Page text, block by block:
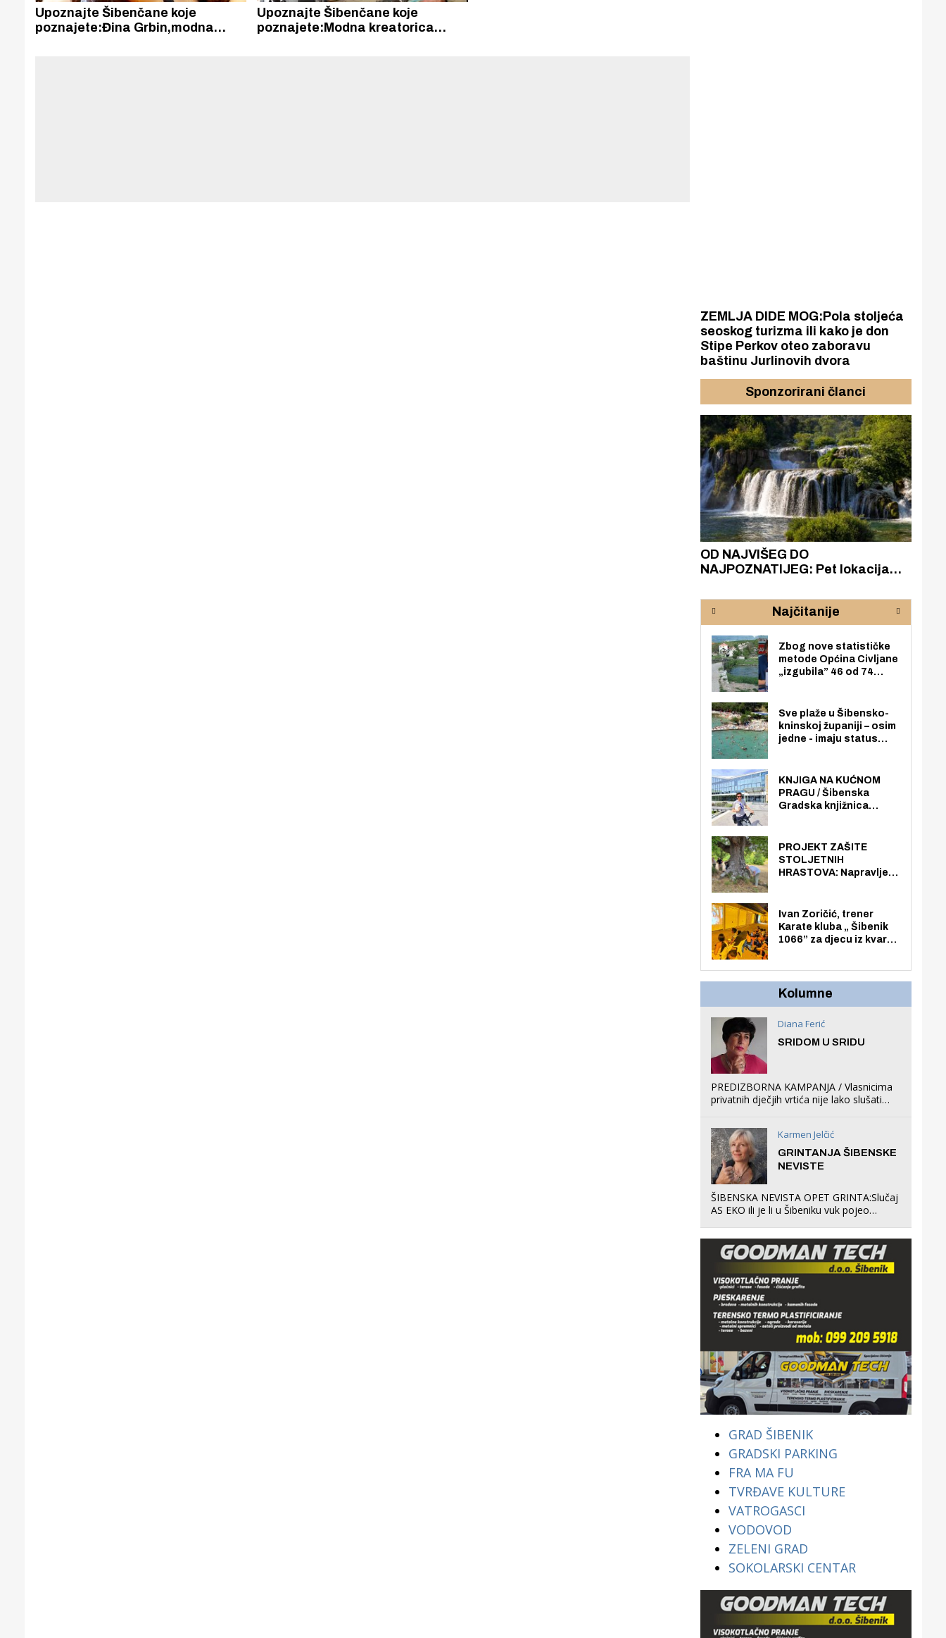
Upoznajte Šibenčane koje
poznajete:Đina Grbin,modna
Upoznajte Šibenčane koje
poznajete:Modna kreatorica
ZEMLJA DIDE MOG:Pola stoljeća
seoskog turizma ili kako je don
Stipe Perkov oteo zaboravu
baštinu Jurlinovih dvora
Sponzorirani članci
OD NAJVIŠEG DO
NAJPOZNATIJEG: Pet lokacija
rijeke Krke
Najčitanije
Zbog nove statističke
metode Općina Civljane
„izgubila” 46 od 74
nego radno sposobnih
osoba među svojih 170
stanovnika.
Sve plaže u Šibensko-
kninskoj županiji – osim
jedne - imaju status
općoj upotrebi. Pristup
je slobodan i besplatan
za sve građane i
KNJIGA NA KUĆNOM
PRAGU / Šibenska
Gradska knjižnica
knjiga na kućnu adresu
električnim biciklom.
PROJEKT ZAŠITE
STOLJETNIH
HRASTOVA: Napravljen
Zmajevac
Ivan Zoričić, trener
Karate kluba „ Šibenik
1066” za djecu iz kvarta
organizirao dječje
Kolumne
Diana Ferić
SRIDOM U SRIDU
PREDIZBORNA KAMPANJA / Vlasnicima
privatnih dječjih vrtića nije lako slušati
što oni rade u Šibeniku ne postoji
Karmen Jelčić
GRINTANJA ŠIBENSKE
NEVISTE
ŠIBENSKA NEVISTA OPET GRINTA:Slučaj
AS EKO ili je li u Šibeniku vuk pojeo
životinjama?
GRAD ŠIBENIK
GRADSKI PARKING
FRA MA FU
TVRĐAVE KULTURE
VATROGASCI
VODOVOD
ZELENI GRAD
SOKOLARSKI CENTAR